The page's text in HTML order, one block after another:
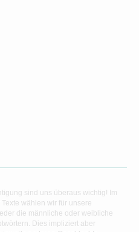
sind uns überaus wichtig! Im
wählen wir für unsere
die männliche oder weibliche
Dies impliziert aber